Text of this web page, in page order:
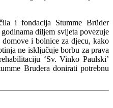
i fondacija Stumme Brüder
diljem svijeta povezuje
i bolnice za djecu, kako
ne isključuje borbu za prava
‘Sv. Vinko Paulski’
Brudera donirati potrebnu